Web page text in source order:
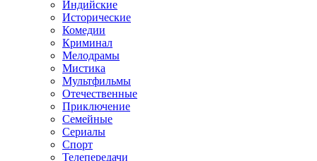
Индийские
Исторические
Комедии
Криминал
Мелодрамы
Мистика
Мультфильмы
Отечественные
Приключение
Семейные
Сериалы
Спорт
Телепередачи